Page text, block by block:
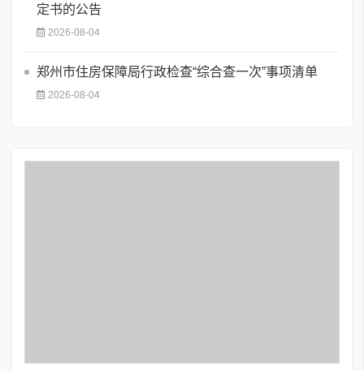
定书的公告
2026-08-04
郑州市住房保障局行政检查“综合查一次”事项清单
2026-08-04